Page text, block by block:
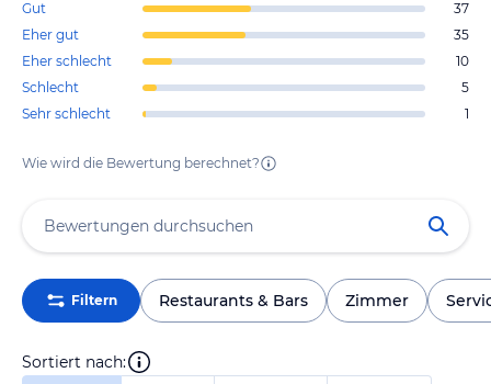
Gut
37
Eher gut
35
Eher schlecht
10
Schlecht
5
Sehr schlecht
1
Wie wird die Bewertung berechnet?
Filtern Restaurants & Bars Zimmer
Sortiert nach: